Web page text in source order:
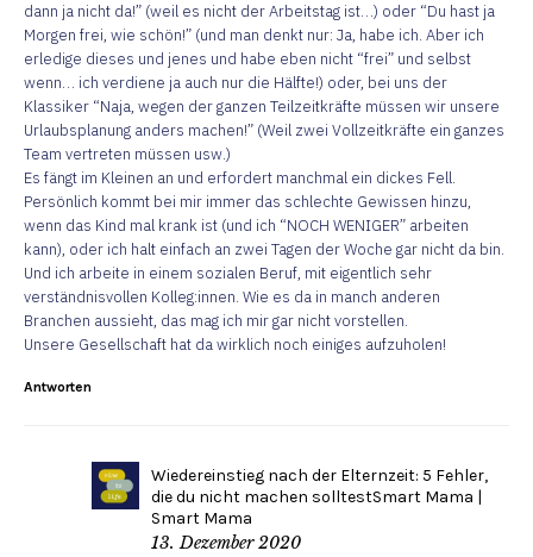
dann ja nicht da!” (weil es nicht der Arbeitstag ist…) oder “Du hast ja
Morgen frei, wie schön!” (und man denkt nur: Ja, habe ich. Aber ich
erledige dieses und jenes und habe eben nicht “frei” und selbst
wenn… ich verdiene ja auch nur die Hälfte!) oder, bei uns der
Klassiker “Naja, wegen der ganzen Teilzeitkräfte müssen wir unsere
Urlaubsplanung anders machen!” (Weil zwei Vollzeitkräfte ein ganzes
Team vertreten müssen usw.)
Es fängt im Kleinen an und erfordert manchmal ein dickes Fell.
Persönlich kommt bei mir immer das schlechte Gewissen hinzu,
wenn das Kind mal krank ist (und ich “NOCH WENIGER” arbeiten
kann), oder ich halt einfach an zwei Tagen der Woche gar nicht da bin.
Und ich arbeite in einem sozialen Beruf, mit eigentlich sehr
verständnisvollen Kolleg:innen. Wie es da in manch anderen
Branchen aussieht, das mag ich mir gar nicht vorstellen.
Unsere Gesellschaft hat da wirklich noch einiges aufzuholen!
Antworten
Wiedereinstieg nach der Elternzeit: 5 Fehler,
die du nicht machen solltestSmart Mama |
Smart Mama
13. Dezember 2020